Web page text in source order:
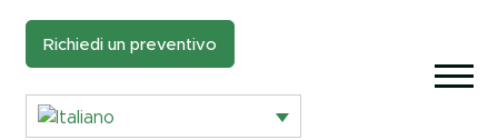
Richiedi un preventivo